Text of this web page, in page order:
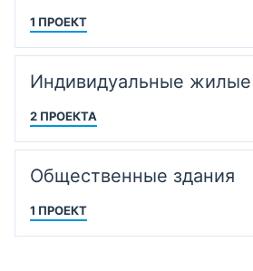
1 ПРОЕКТ
Индивидуальные
2 ПРОЕКТА
Общественные здания
1 ПРОЕКТ